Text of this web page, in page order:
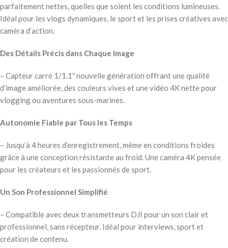
parfaitement nettes, quelles que soient les conditions lumineuses.
Idéal pour les vlogs dynamiques, le sport et les prises créatives avec
caméra d’action.
Des Détails Précis dans Chaque Image
– Capteur carré 1/1.1″ nouvelle génération offrant une qualité
d’image améliorée, des couleurs vives et une vidéo 4K nette pour
vlogging ou aventures sous-marines.
Autonomie Fiable par Tous les Temps
– Jusqu’à 4 heures d’enregistrement, même en conditions froides
grâce à une conception résistante au froid. Une caméra 4K pensée
pour les créateurs et les passionnés de sport.
Un Son Professionnel Simplifié
– Compatible avec deux transmetteurs DJI pour un son clair et
professionnel, sans récepteur. Idéal pour interviews, sport et
création de contenu.